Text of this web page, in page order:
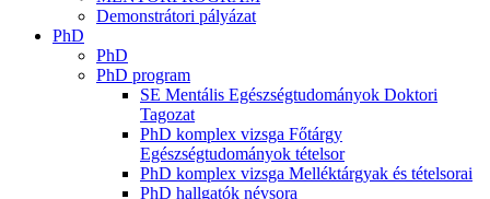
Demonstrátori pályázat
PhD
PhD
PhD program
SE Mentális Egészségtudományok Doktori
Tagozat
PhD komplex vizsga Főtárgy
Egészségtudományok tételsor
PhD komplex vizsga Melléktárgyak és tételsorai
PhD hallgatók névsora